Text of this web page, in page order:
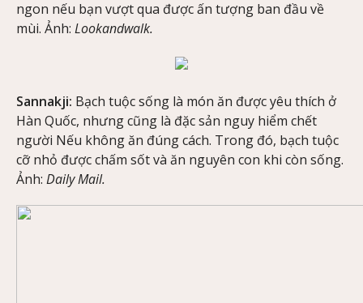
ngon nếu bạn vượt qua được ấn tượng ban đầu về
mùi. Ảnh: Lookandwalk.
Sannakji: Bạch tuộc sống là món ăn được yêu thích ở
Hàn Quốc, nhưng cũng là đặc sản nguy hiểm chết
người Nếu không ăn đúng cách. Trong đó, bạch tuộc
cỡ nhỏ được chấm sốt và ăn nguyên con khi còn sống.
Ảnh: Daily Mail.